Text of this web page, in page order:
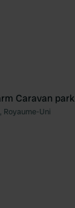
Caravan park
Royaume-Uni